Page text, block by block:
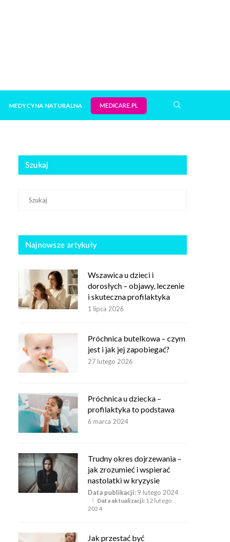
MEDYCYNA NATURALNA MEDICARE.PL
Szukaj
Najnowsze artykuły
Wszawica u dzieci i
dorosłych – objawy, leczenie
i skuteczna profilaktyka
1 lipca 2026
Próchnica butelkowa – czym
jest i jak jej zapobiegać?
27 lutego 2026
Próchnica u dziecka –
profilaktyka to podstawa
6 marca 2024
Trudny okres dojrzewania –
jak zrozumieć i wspierać
nastolatki w kryzysie
Data publikacji: 9 lutego 2024
Data aktualizacji: 12 lutego
2024
Jak przestać być